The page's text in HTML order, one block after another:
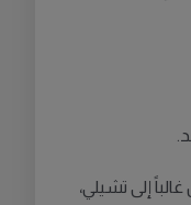
إلى تشيلي،